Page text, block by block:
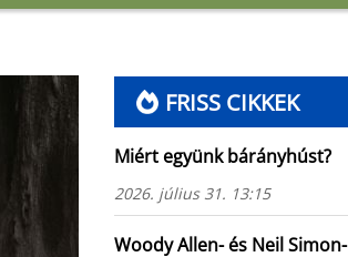
FRISS CIKKEK
Miért együnk bárányhúst?
2026. július 31. 13:15
Woody Allen- és Neil Simon-